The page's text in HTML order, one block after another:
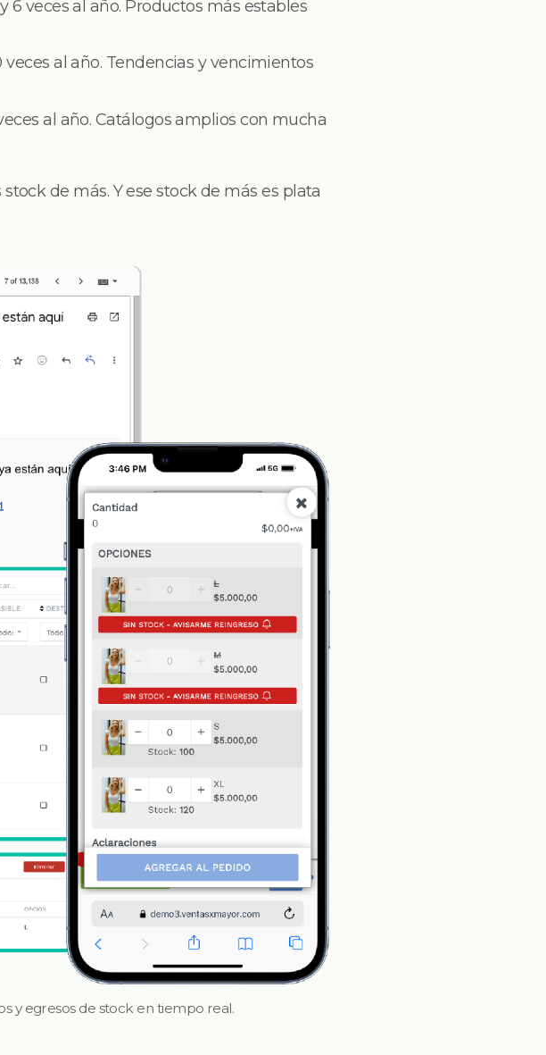
6 veces al año. Productos más estables
al año. Tendencias y vencimientos
al año. Catálogos amplios con mucha
de más. Y ese stock de más es plata
y egresos de stock en tiempo real.